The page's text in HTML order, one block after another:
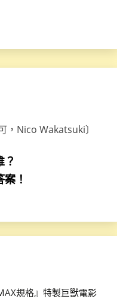
？
！
規格』特製巨獸電影